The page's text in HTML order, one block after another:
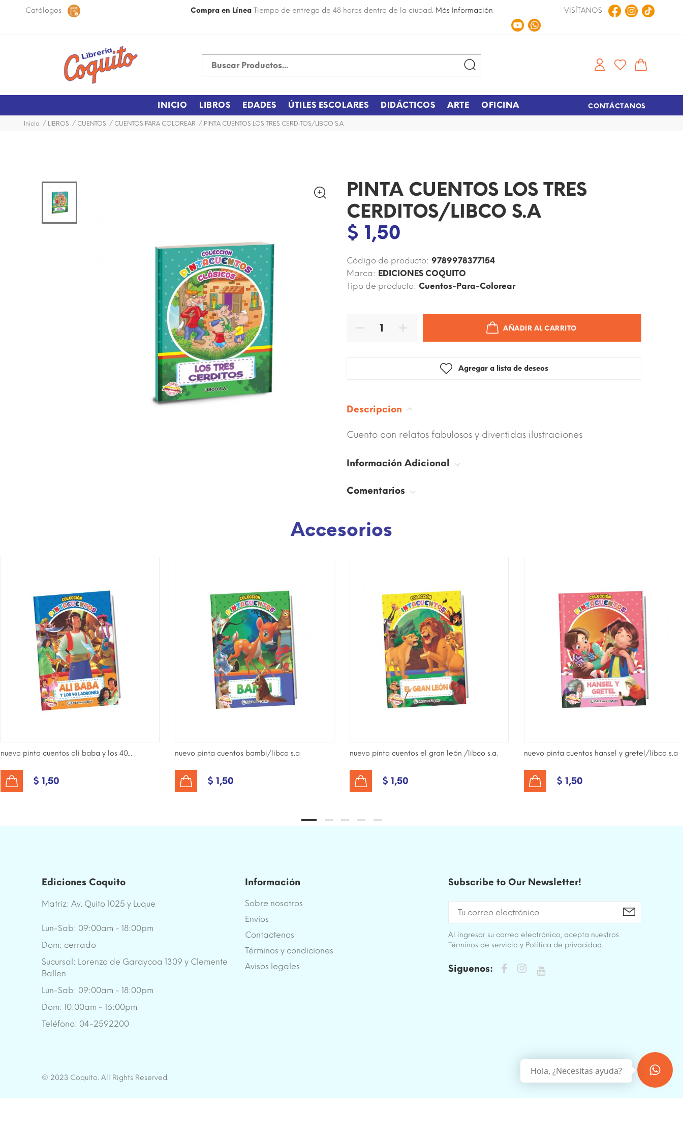
Catálogos
48 horas dentro de la ciudad. Compra en Línea Tiempo de entrega de 48 horas dentro de la ciudad. Más Información Compra en LíneaTiempo de entrega de 48
VISÍTANOS
INICIO LIBROS EDADES ÚTILES ESCOLARES DIDÁCTICOS ARTE OFICINA CONTÁCTANOS
Inicio LIBROS CUENTOS CUENTOS PARA COLOREAR PINTA CUENTOS LOS TRES CERDITOS/LIBCO S.A
PINTA CUENTOS LOS TRES
CERDITOS/LIBCO S.A
$ 1,50
Código de producto: 9789978377154
Marca: EDICIONES COQUITO
Tipo de producto: Cuentos-Para-Colorear
AÑADIR AL CARRITO
Agregar a lista de deseos
Descripcion
Cuento con relatos fabulosos y divertidas ilustraciones
Información Adicional
Comentarios
Accesorios
nuevo pinta cuentos ali baba y los 40...
$ 1,50
nuevo pinta cuentos bambi/libco s.a
$ 1,50
nuevo pinta cuentos el gran león /libco s.a.
$ 1,50
nuevo pinta cuentos hansel y gretel/libco s.a
$ 1,50
Ediciones Coquito
Matriz: Av. Quito 1025 y Luque
Lun-Sab: 09:00am - 18:00pm
Dom: cerrado
Sucursal: Lorenzo de Garaycoa 1309 y Clemente
Ballen
Lun-Sab: 09:00am - 18:00pm
Dom: 10:00am - 16:00pm
Teléfono: 04-2592200
Información
Sobre nosotros
Envíos
Contactenos
Términos y condiciones
Avisos legales
Subscribe to Our Newsletter!
Al ingresar su correo electrónico, acepta nuestros
Términos de servicio y Política de privacidad.
Siguenos:
© 2023 Coquito. All Rights Reserved.
Hola, ¿Necesitas ayuda?